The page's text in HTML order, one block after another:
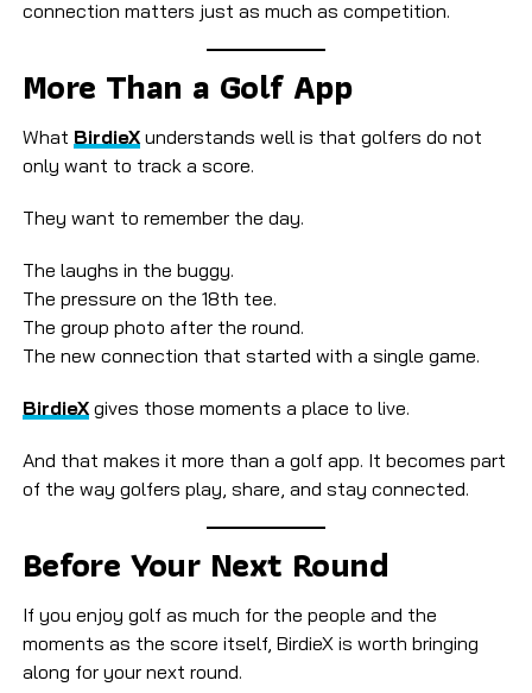
connection matters just as much as competition.
More Than a Golf App
What BirdieXunderstands well is that golfers do not
only want to track a score.
They want to remember the day.
The laughs in the buggy.
The pressure on the 18th tee.
The group photo after the round.
The new connection that started with a single game.
BirdieXgives those moments a place to live.
And that makes it more than a golf app. It becomes part
of the way golfers play, share, and stay connected.
Before Your Next Round
If you enjoy golf as much for the people and the
moments as the score itself, BirdieX is worth bringing
along for your next round.